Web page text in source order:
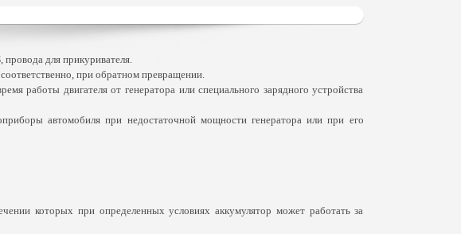
для прикуривателя.
при обратном превращении.
работы двигателя от генератора или специального зарядного устройства
автомобиля при недостаточной мощности генератора или при его
которых при определенных условиях аккумулятор может работать за